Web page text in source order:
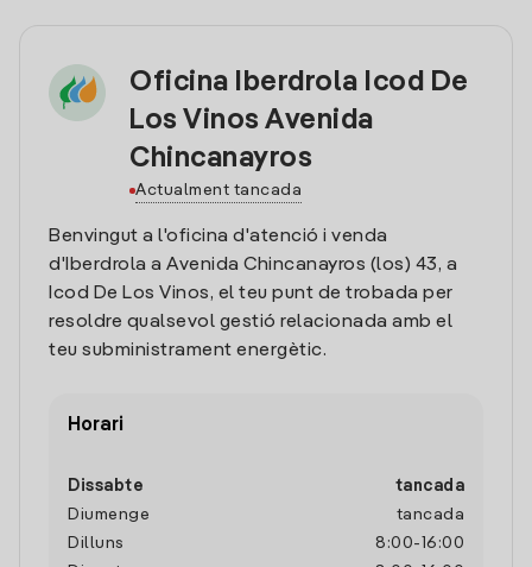
Oficina Iberdrola Icod De
Los Vinos Avenida
Chincanayros
Actualment tancada
Benvingut a l'oficina d'atenció i venda
d'Iberdrola a Avenida Chincanayros (los) 43, a
Icod De Los Vinos, el teu punt de trobada per
resoldre qualsevol gestió relacionada amb el
teu subministrament energètic.
Horari
Dissabte
tancada
Diumenge
tancada
Dilluns
8:00- 16:00